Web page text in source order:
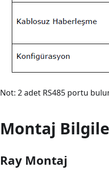
Not: 2 adet RS485 portu
Montaj
Ray Montaj